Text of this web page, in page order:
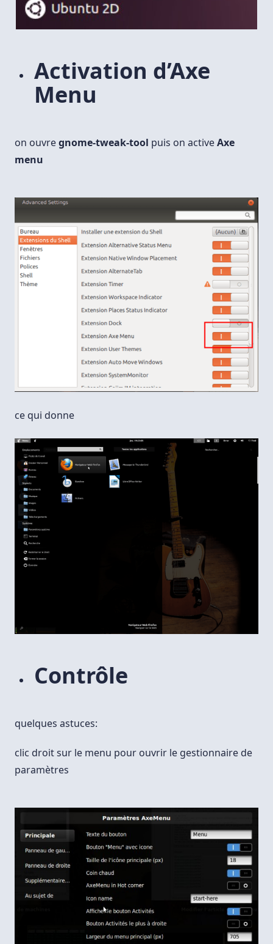
Activation d’Axe
Menu
on ouvregnome-tweak-tool puis on activeAxe
menu
ce qui donne
Contrôle
quelques astuces:
clic droit sur le menu pour ouvrir le gestionnaire de
paramètres